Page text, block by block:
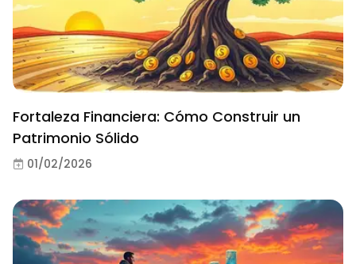
Fortaleza Financiera: Cómo Construir un
Patrimonio Sólido
01/02/2026